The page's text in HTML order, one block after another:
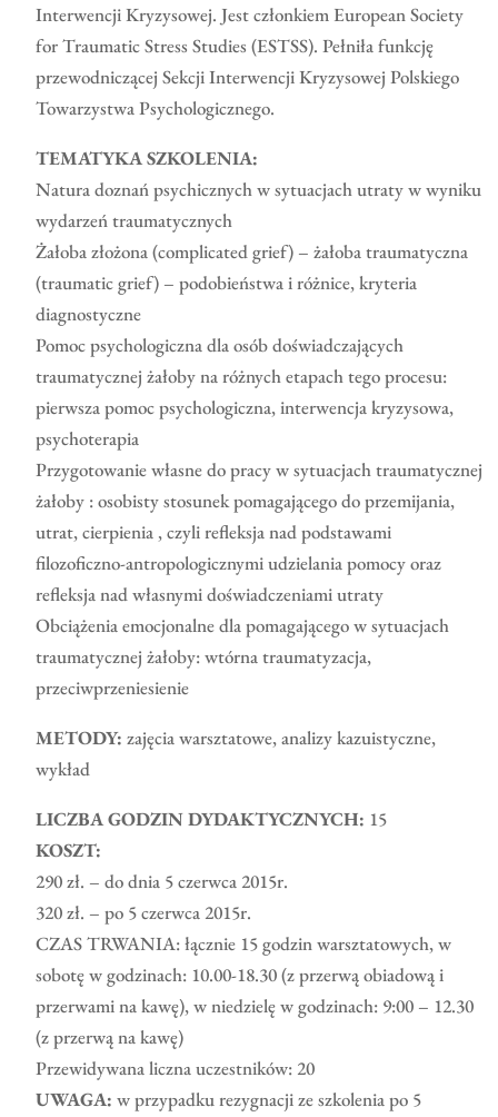
Interwencji Kryzysowej. Jest członkiem European Society
for Traumatic Stress Studies (ESTSS). Pełniła funkcję
przewodniczącej Sekcji Interwencji Kryzysowej Polskiego
Towarzystwa Psychologicznego.
TEMATYKA SZKOLENIA:
Natura doznań psychicznych w sytuacjach utraty w wyniku
wydarzeń traumatycznych
Żałoba złożona (complicated grief) – żałoba traumatyczna
(traumatic grief) – podobieństwa i różnice, kryteria
diagnostyczne
Pomoc psychologiczna dla osób doświadczających
traumatycznej żałoby na różnych etapach tego procesu:
pierwsza pomoc psychologiczna, interwencja kryzysowa,
psychoterapia
Przygotowanie własne do pracy w sytuacjach traumatycznej
żałoby : osobisty stosunek pomagającego do przemijania,
utrat, cierpienia , czyli refleksja nad podstawami
filozoficzno-antropologicznymi udzielania pomocy oraz
refleksja nad własnymi doświadczeniami utraty
Obciążenia emocjonalne dla pomagającego w sytuacjach
traumatycznej żałoby: wtórna traumatyzacja,
przeciwprzeniesienie
METODY: zajęcia warsztatowe, analizy kazuistyczne,
wykład
LICZBA GODZIN DYDAKTYCZNYCH: 15
KOSZT:
290 zł. – do dnia 5 czerwca 2015r.
320 zł. – po 5 czerwca 2015r.
CZAS TRWANIA: łącznie 15 godzin warsztatowych, w
sobotę w godzinach: 10.00-18.30 (z przerwą obiadową i
przerwami na kawę), w niedzielę w godzinach: 9:00 – 12.30
(z przerwą na kawę)
Przewidywana liczna uczestników: 20
UWAGA: w przypadku rezygnacji ze szkolenia po 5